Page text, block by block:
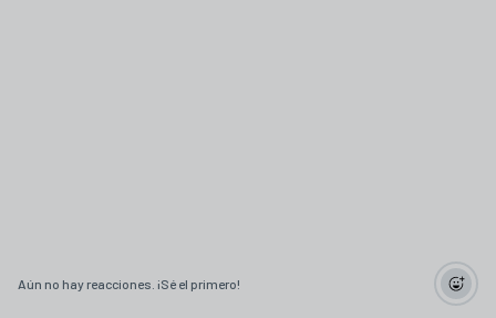
Aún no hay reacciones. ¡Sé el primero!